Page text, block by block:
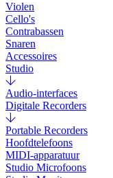
Violen
Cello's
Contrabassen
Snaren
Accessoires
Studio
Audio-interfaces
Digitale Recorders
Portable Recorders
Hoofdtelefoons
MIDI-apparatuur
Studio Microfoons